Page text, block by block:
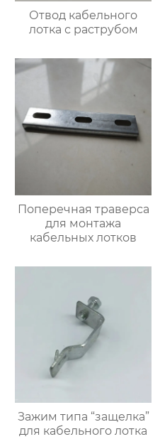
Отвод кабельного
лотка с раструбом
Поперечная траверса
для монтажа
кабельных лотков
Зажим типа “защелка”
для кабельного лотка